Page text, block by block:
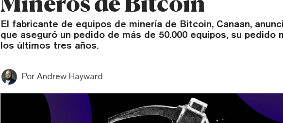
El fabricante de equipos de minería de Bitcoin, Canaan,
que aseguró un pedido de más de 50.000 equipos, su pedido
los últimos tres años.
Por Andrew Hayward